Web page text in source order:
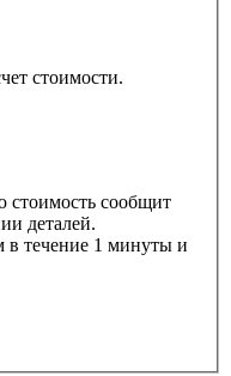
стоимости.
стоимость сообщит
деталей.
в течение 1 минуты и